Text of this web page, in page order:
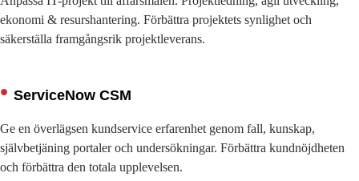
ekonomi & resurshantering. Förbättra projektets synlighet och
säkerställa framgångsrik projektleverans.
ServiceNow CSM
Ge en överlägsen kundservice erfarenhet genom fall, kunskap,
självbetjäning portaler och undersökningar. Förbättra kundnöjdheten
och förbättra den totala upplevelsen.